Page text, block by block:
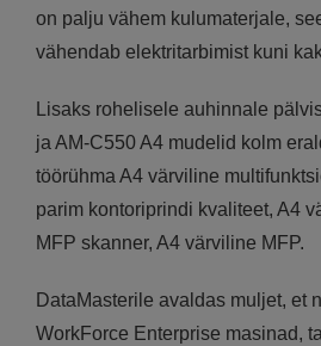
on palju vähem kulumaterjale,
vähendab elektritarbimist kuni
Lisaks rohelisele auhinnale
ja AM-C550 A4 mudelid kolm
töörühma A4 värviline
parim kontoriprindi kvaliteet, A4
MFP skanner, A4 värviline MFP.
DataMasterile avaldas muljet, et
WorkForce Enterprise masinad,